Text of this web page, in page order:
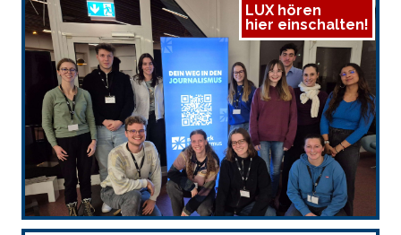
LUX hören
hier einschalten!